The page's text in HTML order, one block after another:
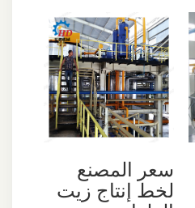
سعر المصنع
لخط إنتاج زيت